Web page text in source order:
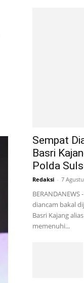
Sempat
Basri
Polda
Redaksi - 7
diancam bakal
Basri Kajang
memenuhi...